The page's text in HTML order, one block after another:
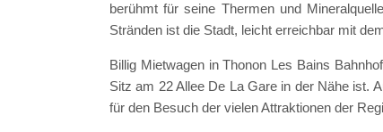
berühmt für seine Thermen und
Stränden ist die Stadt, leicht erreichbar mit
Billig Mietwagen in Thonon Les Bains
Sitz am 22 Allee De La Gare in der Nähe ist.
für den Besuch der vielen Attraktionen der